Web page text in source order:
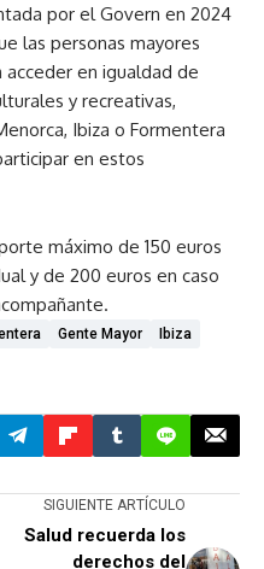
por el Govern en 2024
las personas mayores
en igualdad de
y recreativas,
Ibiza o Formentera
en estos
máximo de 150 euros
y de 200 euros en caso
Gente Mayor
Ibiza
SIGUIENTE ARTÍCULO
Salud recuerda los
derechos del